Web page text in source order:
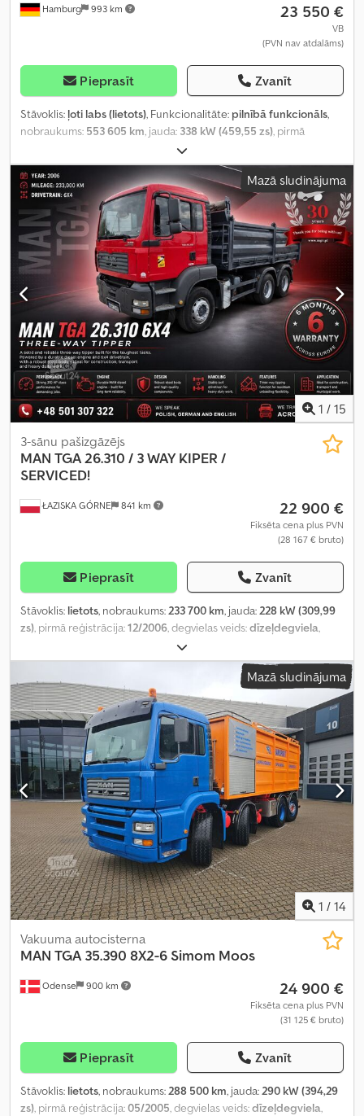
Hamburg 993 km 23 550 €
VB
(PVN nav atdalāms)
Pieprasīt Zvanīt
Stāvoklis: ļoti labs (lietots), Funkcionalitāte: pilnībā funkcionāls,
nobraukums: 553 605 km, jauda: 338 kW (459,55 zs), pirmā
, degvielas veids:
13 150 kg, maksimālā kravnesība:21 775 kg, kopējais svars:35 000
kg, riepas izmērs:385/65 R22.5, asu konfigurācija:8x4, riteņu bāze:
6 950 mm, asu attālums:6 950 mm, nākamā pārbaude (TÜV):
05/2027
, degviela: dīzeļdegviela, bremzes:retardētājs, krāsa:
sarkans, vadītāja kabīne:gulēšanas kabīne, pārnesuma veids:
automātisks, emisijas klase:Euro 3, piekares sistēma:tērauds-
gaiss, sēdvietu skaits:2 , kopējais garums:8 500 mm, kopējais
platums:
2 500 mm, kopējais augstums: 3 000 mm, krautuves
garums:
6 000 mm, Ražošanas gads:2002 , Aprīkojums:ABS,
Tahogrāfs, borta dators, centrālā atslēga, diferenciāļa
bloķētājs, elektriskais logu regulators, elektriski regulējams
spogulis, gaisa kondicionēšana, gaisa spilvens, kravas
automašīnas reģistrācija, kruīza kontrole, kvēpu filtrs, miglas
lukturi, papildu priekšējie lukturi, piekabes sakabe, pilna
apkope vēsture, retardētājs, stāvvietas sildītājs, stūres
pastiprinātājs, sēdekļa apsilde,
Mazā sludinājuma
1 / 15
ŁAZISKA GÓRNE 841 km
3-sānu pašizgāzējs
MAN TGA 26.310 / 3 WAY KIPER /
SERVICED!
22 900 €
Fiksēta cena plus PVN
(28 167 € bruto)
Pieprasīt Zvanīt
Stāvoklis: lietots, nobraukums:233 700 km, jauda:228 kW (309,99
zs), pirmā reģistrācija:12/2006, degvielas veids:dīzeļdegviela,
, riepu stāvoklis:
konfigurācija:6x4, riteņu bāze:3 300 mm, degviela:dīzeļdegviela,
bremzes:
, pārnesuma veids:mehānisks,
emisijas klase:Euro 4, piekares sistēma:tērauds
garums:4 800 mm, iekraušanas vietas platums:2 480 mm,
iekraušanas telpas augstums: 100 mm, Ražošanas gads:2006,
Aprīkojums:ABS, borta dators, centrālā atslēga, diferenciāļa
bloķētājs, elektriskais logu regulators, elektriski regulējams
spogulis, kruīza kontrole, retardētājs, vilces kontroles sistēma,
Mazā sludinājuma
1 / 14
Odense 900 km
Vakuuma autocisterna
MAN TGA 35.390 8X2-6 Simom Moos
24 900 €
Fiksēta cena plus PVN
(31 125 € bruto)
Pieprasīt Zvanīt
Stāvoklis: lietots, nobraukums:288 500 km, jauda:290 kW (394,29
zs), pirmā reģistrācija:05/2005, degvielas veids:dīzeļdegviela,